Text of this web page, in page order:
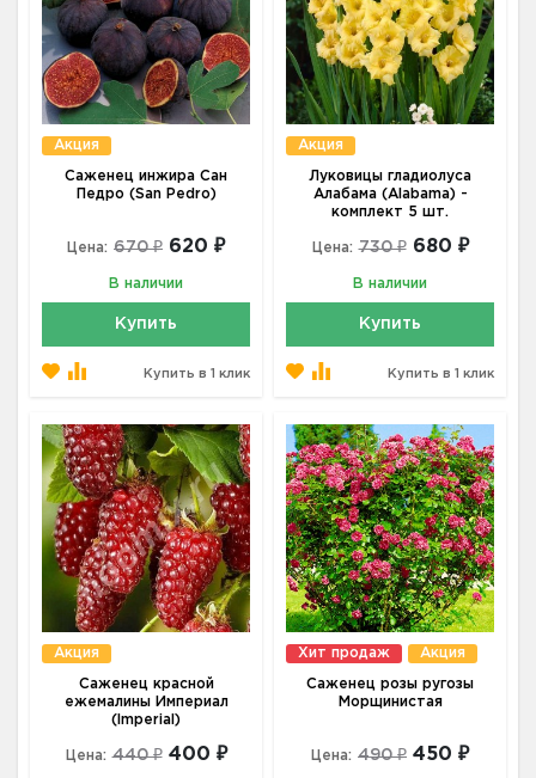
Акция
Саженец инжира Сан
Педро (San Pedro)
Цена: 670 ₽ 620 ₽
В наличии
Купить
Купить в 1 клик
Акция
Луковицы гладиолуса
Алабама (Alabama) -
комплект 5 шт.
Цена: 730 ₽ 680 ₽
В наличии
Купить
Купить в 1 клик
Акция
Саженец красной
ежемалины Империал
(Imperial)
Цена: 440 ₽ 400 ₽
Хит продаж Акция
Саженец розы ругозы
Морщинистая
Цена: 490 ₽ 450 ₽